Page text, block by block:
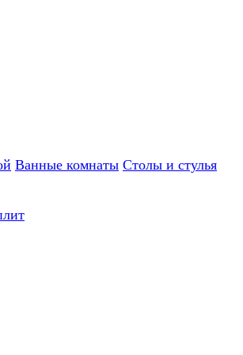
Ванные комнаты Столы и стулья